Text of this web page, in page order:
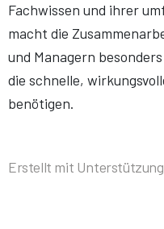
Fachwissen und ihrer
macht die
und Managern
die schnelle,
benötigen.
Erstellt mit Unterstützung